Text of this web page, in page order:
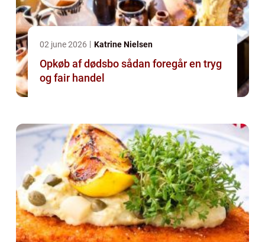
02 june 2026 Katrine Nielsen
Opkøb af dødsbo sådan foregår en tryg
og fair handel